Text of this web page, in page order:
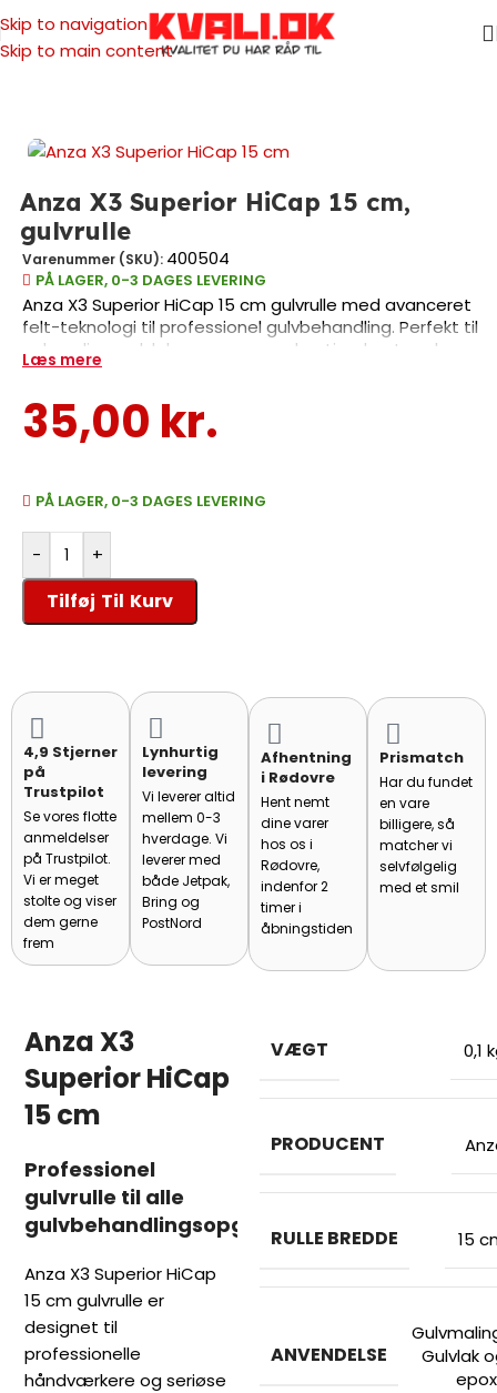
Skip to navigation
Skip to main content
Forside /Malertilbehør/Ruller & tilbehør/Malerrulle/Malerrulle til gulv
Anza X3 Superior HiCap 15 cm,
gulvrulle
Varenummer (SKU): 400504
PÅ LAGER, 0-3 DAGES LEVERING
Anza X3 Superior HiCap 15 cm gulvrulle med avanceret
felt-teknologi til professionel gulvbehandling. Perfekt til
gulvmaling, gulvlak og epoxy med optimal optagelse og
afgivelse af produkter. Kompakt 15 cm bredde giver
erhverv og private projekter.
Læs mere
35,00 kr.
PÅ LAGER, 0-3 DAGES LEVERING
- +
Tilføj Til Kurv
4,9 Stjerner
på
Trustpilot
Se vores flotte
anmeldelser
på Trustpilot.
Vi er meget
stolte og viser
dem gerne
frem
Lynhurtig
levering
Vi leverer altid
mellem 0-3
hverdage. Vi
leverer med
både Jetpak,
Bring og
PostNord
Afhentning
i Rødovre
Hent nemt
dine varer
hos os i
Rødovre,
indenfor 2
timer i
åbningstiden
Prismatch
Har du fundet
en vare
billigere, så
matcher vi
selvfølgelig
med et smil
Anza X3
Superior HiCap
15 cm
Professionel
gulvrulle til alle
gulvbehandlingsopgaver
Anza X3 Superior HiCap
15 cm gulvrulle er
designet til
professionelle
håndværkere og seriøse
VÆGT 0,1
PRODUCENT
RULLE BREDDE 15
ANVENDELSE
Gulvlak